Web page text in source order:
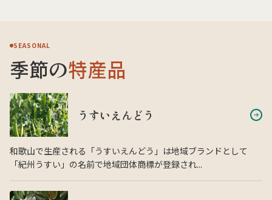
SEASONAL
季節の特産品
うすいえんどう
和歌山で生産される「うすいえんどう」は地域ブランドとして
「紀州うすい」の名前で地域団体商標が登録され...